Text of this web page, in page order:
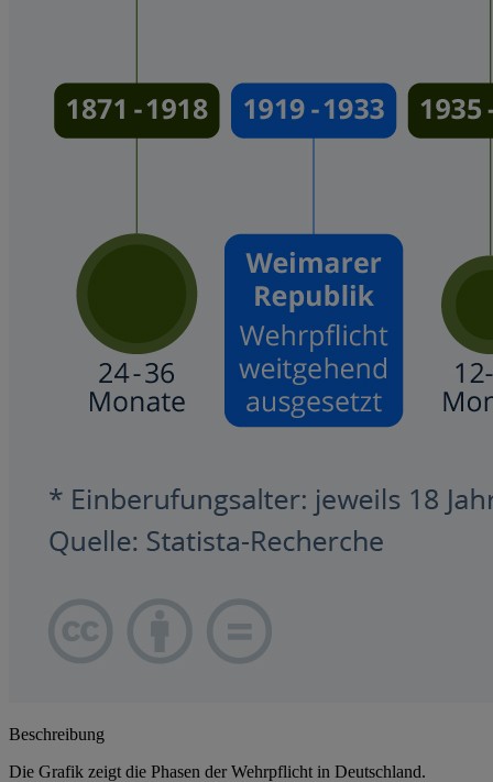
Beschreibung
Die Grafik zeigt die Phasen der Wehrpflicht in Deutschland.